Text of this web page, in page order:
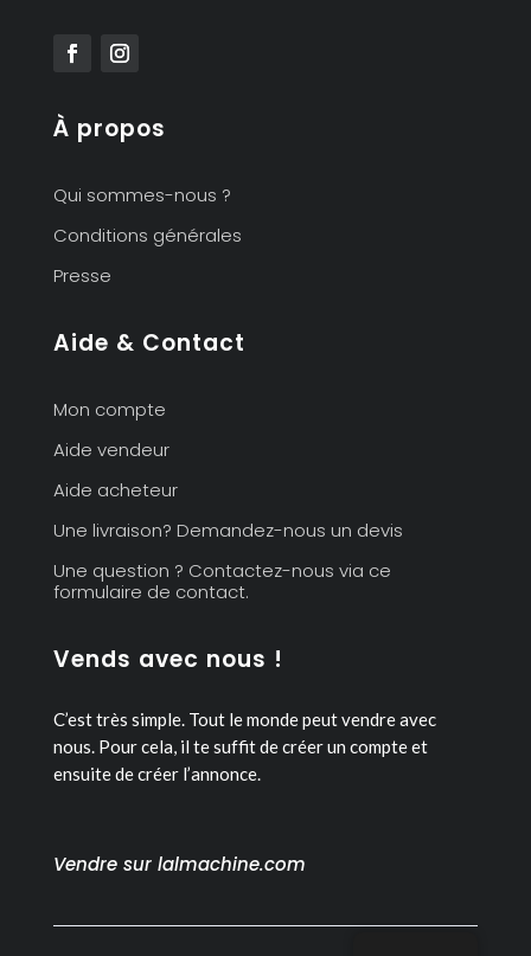
À propos
Qui sommes-nous ?
Conditions générales
Presse
Aide & Contact
Mon compte
Aide vendeur
Aide acheteur
Une livraison? Demandez-nous un devis
Une question ? Contactez-nous via ce
formulaire de contact.
Vends avec nous !
C’est très simple. Tout le monde peut vendre avec
nous. Pour cela, il te suffit de créer un compte et
ensuite de créer l’annonce.
Vendre sur lalmachine.com